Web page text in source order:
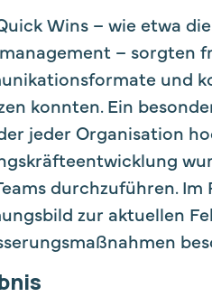
Wins – wie etwa
– sorgten
und
konnten. Ein
jeder Organisation
durchzuführen.
zur aktuellen